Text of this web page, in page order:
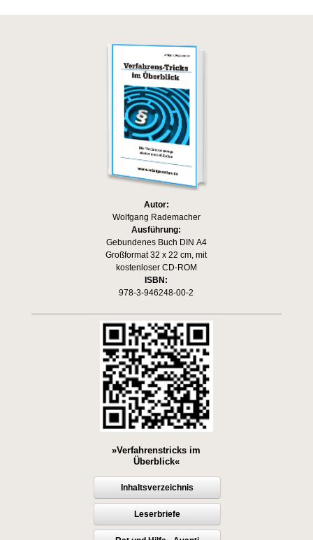
Autor:
Wolfgang Rademacher
Ausführung:
Gebundenes Buch DIN A4
Großformat 32 x 22 cm, mit
kostenloser CD-ROM
ISBN:
978-3-946248-00-2
»Verfahrenstricks im
Überblick«
Inhaltsverzeichnis
Leserbriefe